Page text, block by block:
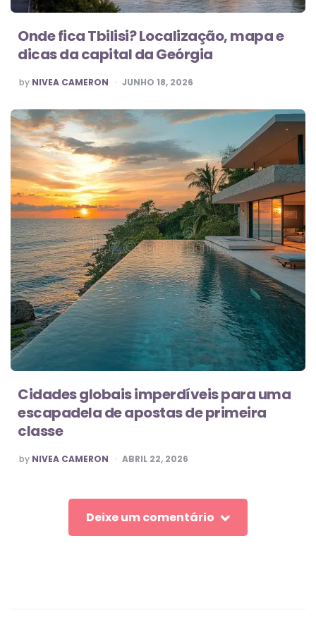
Onde fica Tbilisi? Localização, mapa e
dicas da capital da Geórgia
POSTED
BY
by NIVEA CAMERON JUNHO 18, 2026
Cidades globais imperdíveis para uma
escapadela de apostas de primeira
classe
POSTED
BY
by NIVEA CAMERON ABRIL 22, 2026
Deixe um comentário